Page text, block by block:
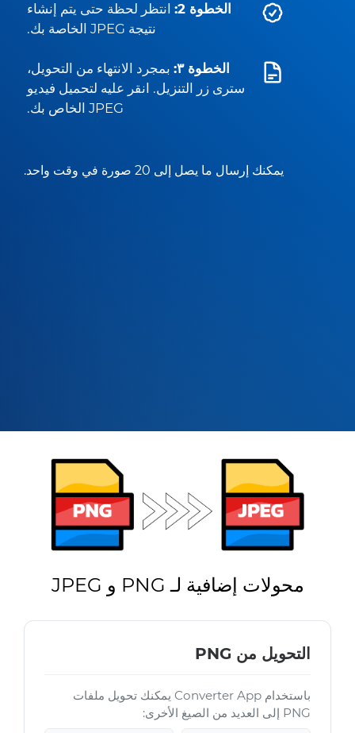
الخطوة 2:
انتظر لحظة حتى يتم إنشاء
نتيجة JPEG الخاصة بك.
الخطوة ٣:
بمجرد الانتهاء من التحويل،
سترى زر التنزيل. انقر عليه لتحميل فيديو
JPEG الخاص بك.
يمكنك إرسال ما يصل إلى 20 صورة في وقت واحد.
محولات إضافية لـ PNG و JPEG
التحويل من PNG
باستخدام Converter App يمكنك تحويل ملفات
PNG إلى العديد من الصيغ الأخرى: